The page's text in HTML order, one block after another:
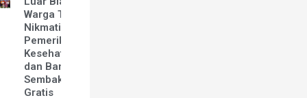
Warga Tuban
Nikmati
Pemeriksaan
Kesehatan
dan Bantuan
Sembako
Gratis